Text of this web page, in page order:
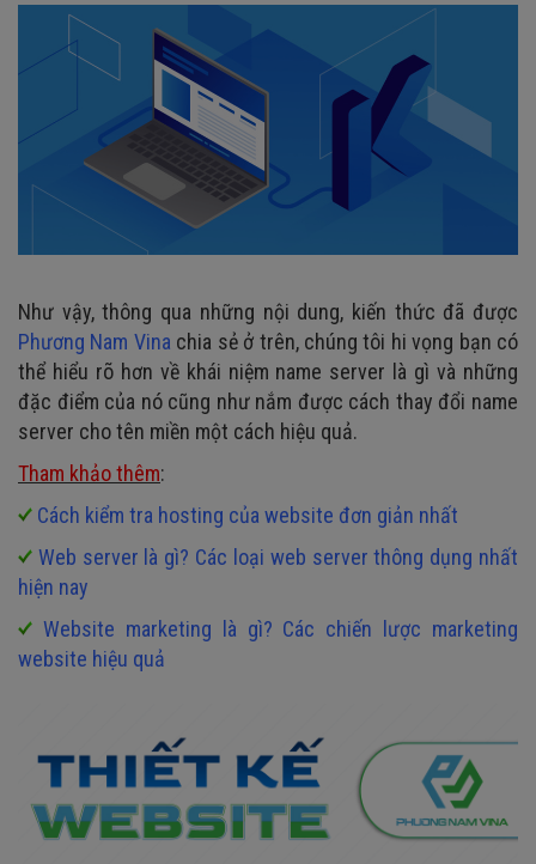
Như vậy, thông qua những nội dung, kiến thức đã được
Phương Nam Vina chia sẻ ở trên, chúng tôi hi vọng bạn có
thể hiểu rõ hơn về khái niệm name server là gì và những
đặc điểm của nó cũng như nắm được cách thay đổi name
server cho tên miền một cách hiệu quả.
Tham khảo thêm:
Cách kiểm tra hosting của website đơn giản nhất
Web server là gì? Các loại web server thông dụng nhất
hiện nay
Website marketing là gì? Các chiến lược marketing
website hiệu quả